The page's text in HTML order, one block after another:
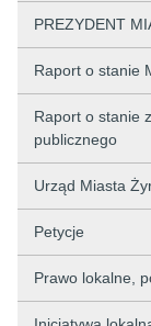
PREZYDENT
Raport o stanie
Raport o stanie
publicznego
Urząd Miasta
Petycje
Prawo lokalne,